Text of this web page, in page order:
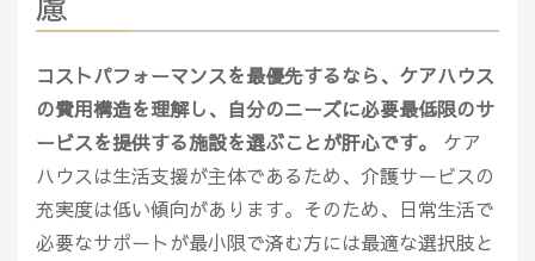
コストパフォーマンスを最優先するなら、ケアハウス
の費用構造を理解し、自分のニーズに必要最低限のサ
ービスを提供する施設を選ぶことが肝心です。
ケア
ハウスは生活支援が主体であるため、介護サービスの
充実度は低い傾向があります。そのため、日常生活で
必要なサポートが最小限で済む方には最適な選択肢と